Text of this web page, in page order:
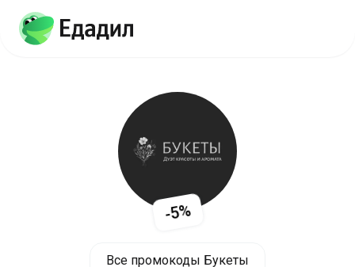
-5%
Все промокоды Букеты